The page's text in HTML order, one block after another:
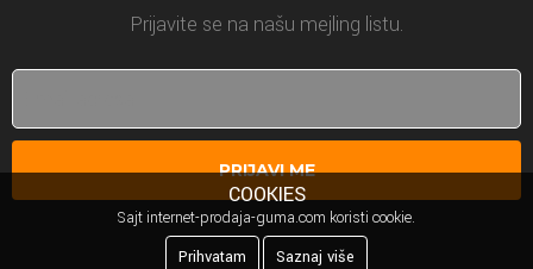
Prijavite se na našu mejling listu.
PRIJAVI ME
COOKIES
Sajt internet-prodaja-guma.com koristi cookie.
Prihvatam
Saznaj više